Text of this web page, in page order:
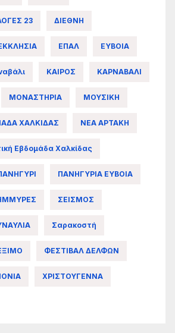
23 ΔΙΕΘΝΗ
ΕΠΑΛ ΕΥΒΟΙΑ
ΚΑΙΡΟΣ ΚΑΡΝΑΒΑΛΙ
ΜΟΝΑΣΤΗΡΙΑ ΜΟΥΣΙΚΗ
ΧΑΛΚΙΔΑΣ ΝΕΑ ΑΡΤΑΚΗ
Εβδομάδα Χαλκίδας
ΠΑΝΗΓΥΡΙΑ ΕΥΒΟΙΑ
ΣΕΙΣΜΟΣ
Σαρακοστή
ΦΕΣΤΙΒΑΛ ΔΕΛΦΩΝ
ΧΡΙΣΤΟΥΓΕΝΝΑ